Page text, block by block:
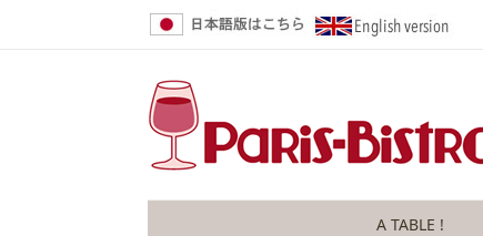
A TABLE !